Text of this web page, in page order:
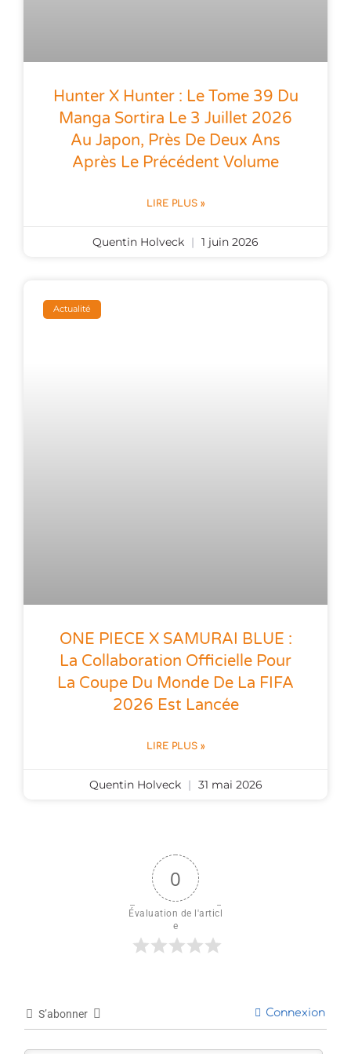
Hunter X Hunter : Le Tome 39 Du
Manga Sortira Le 3 Juillet 2026
Au Japon, Près De Deux Ans
Après Le Précédent Volume
LIRE PLUS »
Quentin Holveck 1 juin 2026
Actualité
ONE PIECE X SAMURAI BLUE :
La Collaboration Officielle Pour
La Coupe Du Monde De La FIFA
2026 Est Lancée
LIRE PLUS »
Quentin Holveck 31 mai 2026
0
Évaluation de l'articl
e
S’abonner Connexion